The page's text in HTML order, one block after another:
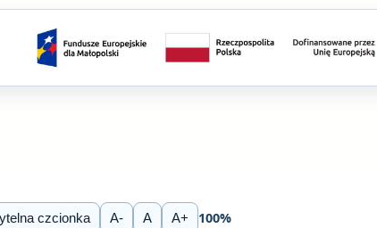
czcionka A- A A+ 100%